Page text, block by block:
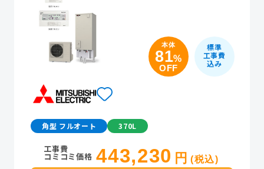
角型 フルオート 370L
本体
81%
OFF
標準
工事費
込み
工事費
コミコミ価格 443,230 円 (税込)